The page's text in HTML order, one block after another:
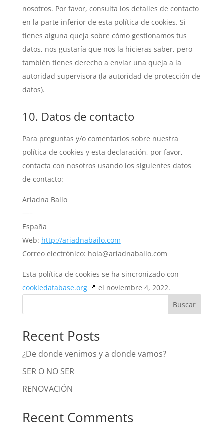
nosotros. Por favor, consulta los detalles de contacto
en la parte inferior de esta política de cookies. Si
tienes alguna queja sobre cómo gestionamos tus
datos, nos gustaría que nos la hicieras saber, pero
también tienes derecho a enviar una queja a la
autoridad supervisora (la autoridad de protección de
datos).
10. Datos de contacto
Para preguntas y/o comentarios sobre nuestra
política de cookies y esta declaración, por favor,
contacta con nosotros usando los siguientes datos
de contacto:
Ariadna Bailo
—–
España
Web: http://ariadnabailo.com
Correo electrónico: hola@ariadnabailo.com
Esta política de cookies se ha sincronizado con
cookiedatabase.org
el noviembre 4, 2022.
Buscar
Recent Posts
¿De donde venimos y a donde vamos?
SER O NO SER
RENOVACIÓN
Recent Comments